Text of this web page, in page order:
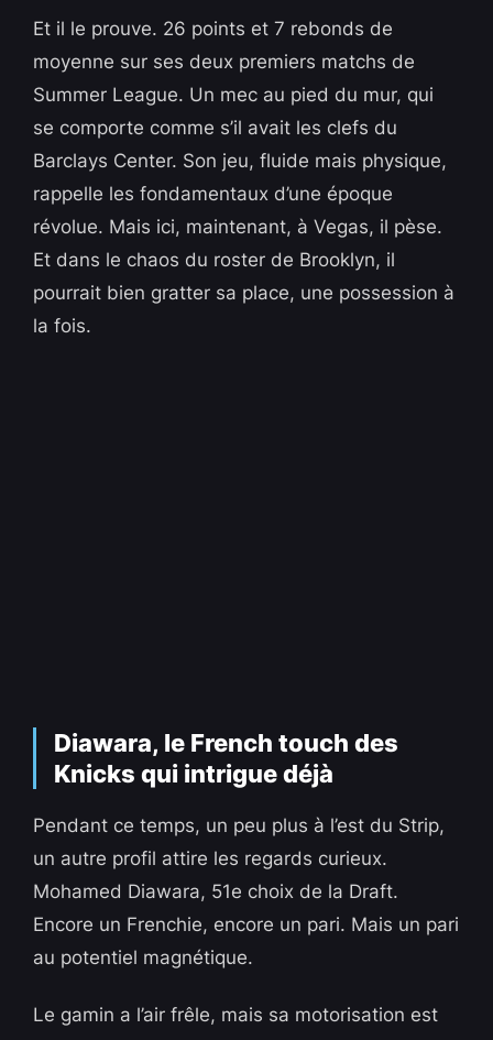
Et il le prouve. 26 points et 7 rebonds de
moyenne sur ses deux premiers matchs de
Summer League. Un mec au pied du mur, qui
se comporte comme s’il avait les clefs du
Barclays Center. Son jeu, fluide mais physique,
rappelle les fondamentaux d’une époque
révolue. Mais ici, maintenant, à Vegas, il pèse.
Et dans le chaos du roster de Brooklyn, il
pourrait bien gratter sa place, une possession à
la fois.
Diawara, le French touch des
Knicks qui intrigue déjà
Pendant ce temps, un peu plus à l’est du Strip,
un autre profil attire les regards curieux.
Mohamed Diawara, 51e choix de la Draft.
Encore un Frenchie, encore un pari. Mais un pari
au potentiel magnétique.
Le gamin a l’air frêle, mais sa motorisation est